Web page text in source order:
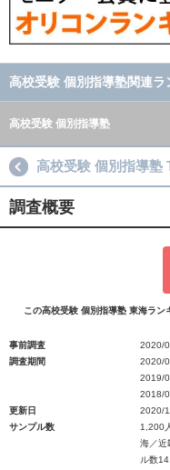
高校受験 個別指導塾関連ラ
高校受験 個別指導塾
高校受験 個別指導塾
調査概要
この高校受験 個別指導塾 東海ラン
事前調査
2020/
調査期間
2020/
2019/
2018/
更新日
2020/
サンプル数
1,200
海／近
ル数